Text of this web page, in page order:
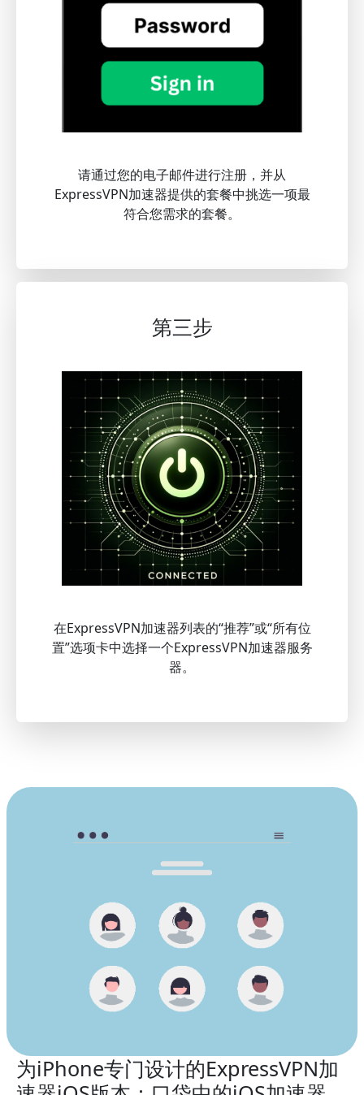
请通过您的电子邮件进行注册，并从
ExpressVPN加速器提供的套餐中挑选一项最
符合您需求的套餐。
第三步
在ExpressVPN加速器列表的“推荐”或“所有位
置”选项卡中选择一个ExpressVPN加速器服务
器。
为iPhone专门设计的ExpressVPN加